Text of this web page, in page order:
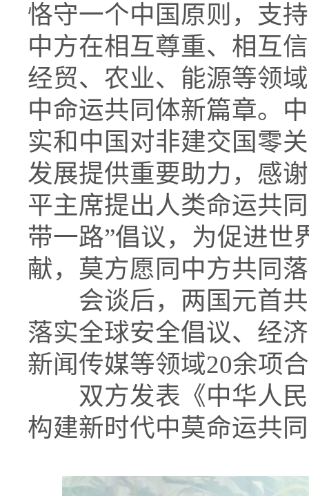
恪守一个中国原则，支
中方在相互尊重、相互
经贸、农业、能源等领
中命运共同体新篇章。
实和中国对非建交国零
发展提供重要助力，感
平主席提出人类命运共
带一路”倡议，为促进世
献，莫方愿同中方共同
会谈后，两国元首共
落实全球安全倡议、经
新闻传媒等领域20余项
双方发表《中华人民
构建新时代中莫命运共